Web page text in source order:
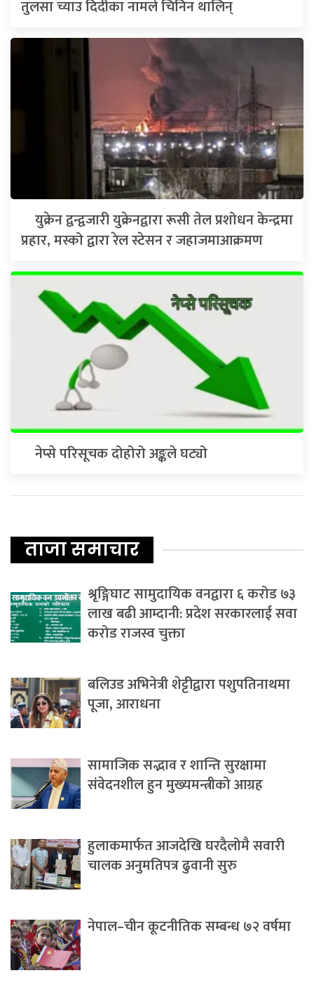
तुलसा च्याउ दिदीका नामले चिनिन थालिन्
युक्रेन द्वन्द्वजारी युक्रेनद्वारा रूसी तेल प्रशोधन केन्द्रमा
प्रहार, मस्को द्वारा रेल स्टेसन र जहाजमाआक्रमण
नेप्से परिसूचक दोहोरो अङ्कले घट्यो
ताजा समाचार
श्रृङ्गिघाट सामुदायिक वनद्वारा ६ करोड ७३
लाख बढी आम्दानी: प्रदेश सरकारलाई सवा
करोड राजस्व चुक्ता
बलिउड अभिनेत्री शेट्टीद्वारा पशुपतिनाथमा
पूजा, आराधना
सामाजिक सद्भाव र शान्ति सुरक्षामा
संवेदनशील हुन मुख्यमन्त्रीको आग्रह
हुलाकमार्फत आजदेखि घरदैलोमै सवारी
चालक अनुमतिपत्र ढुवानी सुरु
नेपाल–चीन कूटनीतिक सम्बन्ध ७२ वर्षमा